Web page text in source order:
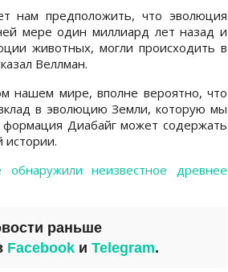
нам предположить, что эволюция
мере один миллиард лет назад и
животных, могли происходить в
Веллман.
нашем мире, вполне вероятно, что
в эволюцию Земли, которую мы
Диабайг может содержать
обнаружили неизвестное древнее
раньше
Facebook и Telegram.